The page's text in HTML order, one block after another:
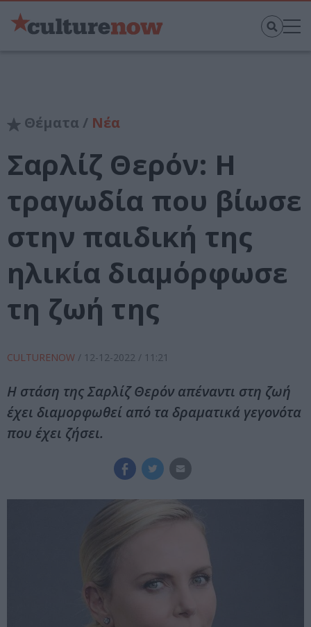
Θέματα / Νέα
Σαρλίζ Θερόν: Η
τραγωδία που βίωσε
στην παιδική της
ηλικία διαμόρφωσε
τη ζωή της
CULTURENOW / 12-12-2022 / 11:21
Η στάση της Σαρλίζ Θερόν απέναντι στη ζωή
έχει διαμορφωθεί από τα δραματικά γεγονότα
που έχει ζήσει.